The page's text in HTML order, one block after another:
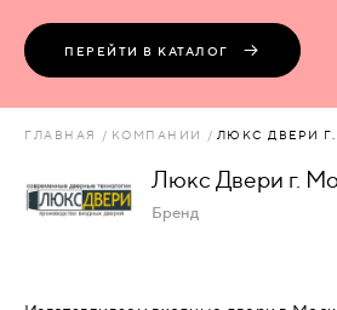
ПЕРЕГОРОДКИ
АКСЕССУАРЫ
ПЕРЕЙТИ В КАТАЛОГ
ГЛАВНАЯ КОМПАНИИ ЛЮКС ДВЕРИ
Люкс Двери г.
Бренд